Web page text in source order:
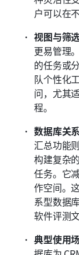
户可以在
视图与筛
更易管理
的任务或
队个性化
问，尤其
程。
数据库关
汇总功能
构建复杂
任务。它
作空间。
系型数据
软件评测
典型使用